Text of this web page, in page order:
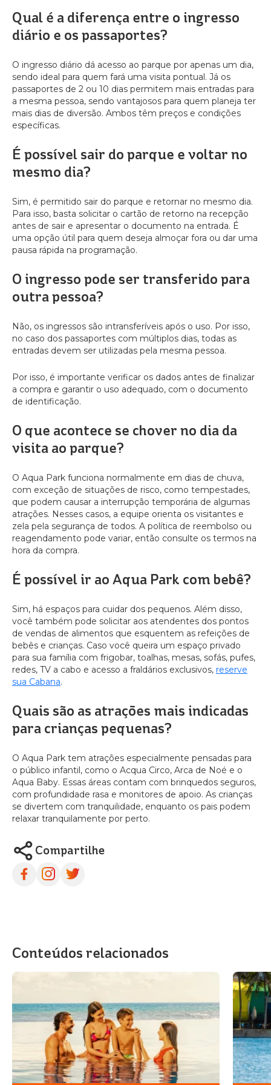
Qual é a diferença entre o ingresso
diário e os passaportes?
O ingresso diário dá acesso ao parque por apenas um dia,
sendo ideal para quem fará uma visita pontual. Já os
passaportes de 2 ou 10 dias permitem mais entradas para
a mesma pessoa, sendo vantajosos para quem planeja ter
mais dias de diversão. Ambos têm preços e condições
específicas.
É possível sair do parque e voltar no
mesmo dia?
Sim, é permitido sair do parque e retornar no mesmo dia.
Para isso, basta solicitar o cartão de retorno na recepção
antes de sair e apresentar o documento na entrada. É
uma opção útil para quem deseja almoçar fora ou dar uma
pausa rápida na programação.
O ingresso pode ser transferido para
outra pessoa?
Não, os ingressos são intransferíveis após o uso. Por isso,
no caso dos passaportes com múltiplos dias, todas as
entradas devem ser utilizadas pela mesma pessoa.
Por isso, é importante verificar os dados antes de finalizar
a compra e garantir o uso adequado, com o documento
de identificação.
O que acontece se chover no dia da
visita ao parque?
O Aqua Park funciona normalmente em dias de chuva,
com exceção de situações de risco, como tempestades,
que podem causar a interrupção temporária de algumas
atrações. Nesses casos, a equipe orienta os visitantes e
zela pela segurança de todos. A política de reembolso ou
reagendamento pode variar, então consulte os termos na
hora da compra.
É possível ir ao Aqua Park com bebê?
Sim, há espaços para cuidar dos pequenos. Além disso,
você também pode solicitar aos atendentes dos pontos
de vendas de alimentos que esquentem as refeições de
bebês e crianças. Caso você queira um espaço privado
para sua família com frigobar, toalhas, mesas, sofás, pufes,
redes, TV a cabo e acesso a fraldários exclusivos, reserve
sua Cabana.
Quais são as atrações mais indicadas
para crianças pequenas?
O Aqua Park tem atrações especialmente pensadas para
o público infantil, como o Acqua Circo, Arca de Noé e o
Aqua Baby. Essas áreas contam com brinquedos seguros,
com profundidade rasa e monitores de apoio. As crianças
se divertem com tranquilidade, enquanto os pais podem
relaxar tranquilamente por perto.
Compartilhe
Conteúdos relacionados